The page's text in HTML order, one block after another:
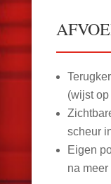
(wijst
scheur
Eigen
na